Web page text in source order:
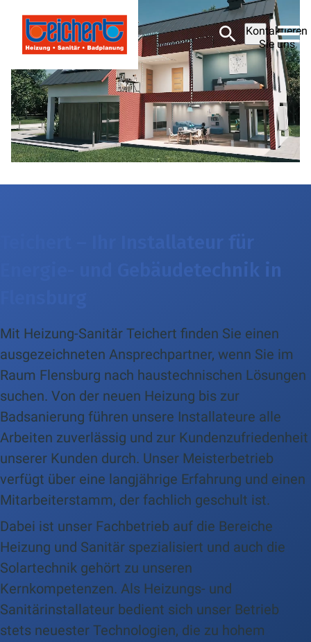
Kontaktieren
Sie uns
Teichert – Ihr Installateur für
Energie- und Gebäudetechnik in
Mit Heizung-Sanitär Teichert finden Sie einen
ausgezeichneten Ansprechpartner, wenn Sie im
Raum Flensburg nach haustechnischen Lösungen
suchen. Von der neuen Heizung bis zur
Badsanierung führen unsere Installateure alle
Arbeiten zuverlässig und zur Kundenzufriedenheit
unserer Kunden durch. Unser Meisterbetrieb
verfügt über eine langjährige Erfahrung und einen
Mitarbeiterstamm, der fachlich geschult ist.
Dabei ist unser Fachbetrieb auf die Bereiche
Heizung und Sanitär spezialisiert und auch die
Solartechnik gehört zu unseren
Kernkompetenzen. Als Heizungs- und
Sanitärinstallateur bedient sich unser Betrieb
stets neuester Technologien, die zu hohem